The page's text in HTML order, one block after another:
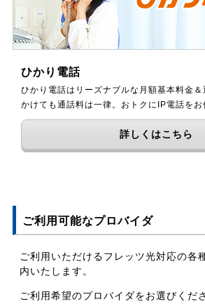
ひかり電話
ひかり電話はリーズナブルな月額基本料金
かけても通話料は一律。おトクにIP電話をお
詳しくはこちら
ご利用可能なプロバイダ
ご利用いただけるフレッツ光対応の各
内いたします。
ご利用希望のプロバイダをお選びくだ